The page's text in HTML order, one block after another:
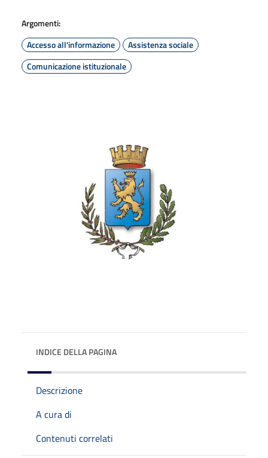
Argomenti:
Accesso all'informazione
Assistenza sociale
Comunicazione istituzionale
INDICE DELLA PAGINA
Descrizione
A cura di
Contenuti correlati